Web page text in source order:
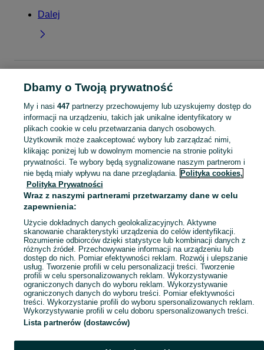
Dalej
Wielkopolskie
Pudełka - Swarzędz
KATEGORIA
Zobacz
Mapa kategorii
Mapa miejscowości
Mapa ministron
Popularne wyszukiwania
Dbamy o Twoją prywatność
My i nasi 447partnerzy przechowujemy lub uzyskujemy dostęp do
informacji na urządzeniu, takich jak unikalne identyfikatory w
plikach cookie w celu przetwarzania danych osobowych.
Użytkownik może zaakceptować wybory lub zarządzać nimi,
klikając poniżej lub w dowolnym momencie na stronie polityki
prywatności. Te wybory będą sygnalizowane naszym partnerom i
nie będą miały wpływu na dane przeglądania. Polityka cookies,
Polityka Prywatności
Wraz z naszymi partnerami przetwarzamy dane w celu
zapewnienia:
Użycie dokładnych danych geolokalizacyjnych. Aktywne
skanowanie charakterystyki urządzenia do celów identyfikacji.
Rozumienie odbiorców dzięki statystyce lub kombinacji danych z
różnych źródeł. Przechowywanie informacji na urządzeniu lub
dostęp do nich. Pomiar efektywności reklam. Rozwój i ulepszanie
usług. Tworzenie profili w celu personalizacji treści. Tworzenie
profili w celu spersonalizowanych reklam. Wykorzystywanie
ograniczonych danych do wyboru reklam. Wykorzystywanie
ograniczonych danych do wyboru treści. Pomiar efektywności
treści. Wykorzystanie profili do wyboru spersonalizowanych reklam.
Wykorzystywanie profili w celu doboru spersonalizowanych treści.
Lista partnerów (dostawców)